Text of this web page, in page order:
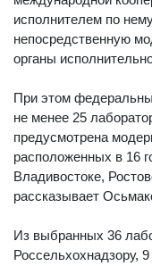
исполнителем по
непосредственную
органы
При этом
не менее 25
предусмотрена
расположенных в 16
Владивостоке,
рассказывает
Из выбранных 36
Россельхохнадзору,